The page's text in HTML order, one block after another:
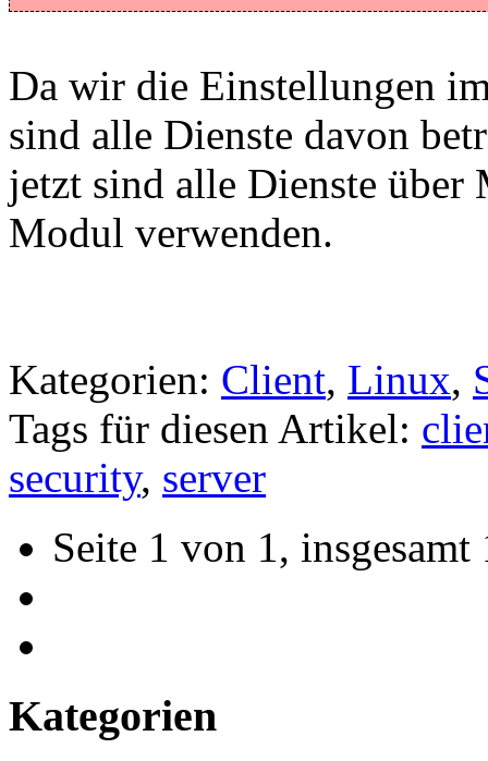
Da wir die Einstellungen
sind alle Dienste davon
jetzt sind alle Dienste über
Modul verwenden.
Kategorien: Client, Linux,
Tags für diesen Artikel:
security, server
Seite 1 von 1, insgesamt
Kategorien